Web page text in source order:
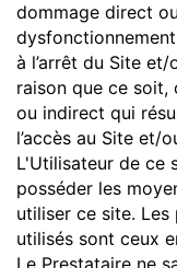
dommage direct
à l’arrêt du Site
raison que ce
ou indirect qui
l’accès au Site et/
L'Utilisateur de ce
posséder les
utiliser ce site.
utilisés sont ceux
Le Prestataire ne